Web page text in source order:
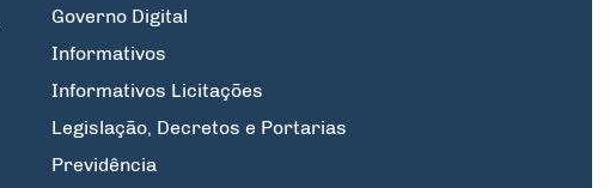
Governo Digital
Informativos
Informativos Licitações
Legislação, Decretos e Portarias
Previdência